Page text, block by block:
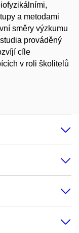
a metodami
směry výzkumu
prováděný
cíle
v roli školitelů